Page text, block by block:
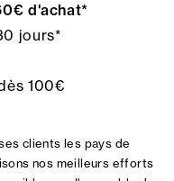
d'achat*
jours*
100€
clients les pays de
nos meilleurs efforts